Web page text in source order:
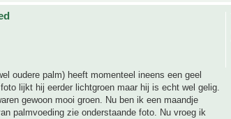
oudere palm) heeft momenteel ineens een geel
lijkt hij eerder lichtgroen maar hij is echt wel gelig.
gewoon mooi groen. Nu ben ik een maandje
palmvoeding zie onderstaande foto. Nu vroeg ik